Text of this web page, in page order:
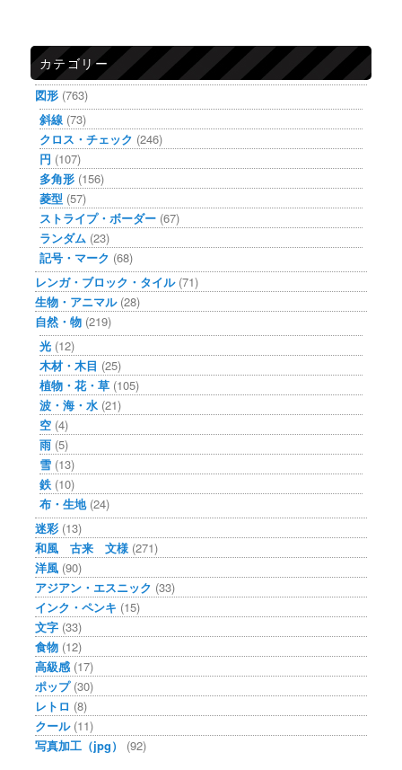
カテゴリー
図形 (763)
斜線 (73)
クロス・チェック (246)
円 (107)
多角形 (156)
菱型 (57)
ストライプ・ボーダー (67)
ランダム (23)
記号・マーク (68)
レンガ・ブロック・タイル(71)
生物・アニマル(28)
自然・物 (219)
光 (12)
木材・木目 (25)
植物・花・草 (105)
波・海・水 (21)
空 (4)
雨 (5)
雪 (13)
鉄 (10)
布・生地(24)
迷彩 (13)
和風 古来 文様 (271)
洋風 (90)
アジアン・エスニック (33)
インク・ペンキ (15)
文字 (33)
食物 (12)
高級感 (17)
ポップ(30)
レトロ (8)
クール(11)
写真加工（jpg）
(92)